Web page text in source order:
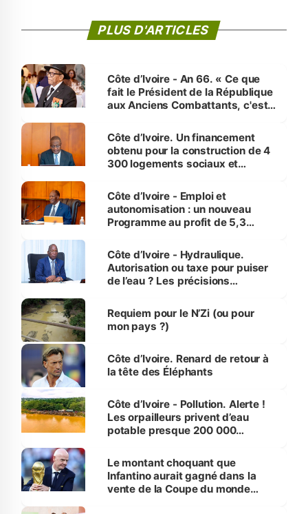
PLUS D'ARTICLES
Côte d’Ivoire - An 66. « Ce que
fait le Président de la République
aux Anciens Combattants, c'est
Côte d’Ivoire. Un financement
obtenu pour la construction de 4
300 logements sociaux et
et Yamoussoukro
Côte d’Ivoire - Emploi et
autonomisation : un nouveau
Programme au profit de 5,3
Côte d’Ivoire - Hydraulique.
Autorisation ou taxe pour puiser
de l’eau ? Les précisions
Requiem pour le N’Zi (ou pour
mon pays ?)
Côte d’Ivoire. Renard de retour à
la tête des Éléphants
Côte d’Ivoire - Pollution. Alerte !
Les orpailleurs privent d’eau
potable presque 200 000
Le montant choquant que
Infantino aurait gagné dans la
vente de la Coupe du monde